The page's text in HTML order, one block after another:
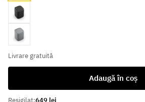
Carbon Grey
Light Grey
Livrare gratuită
Adaugă în coș
Resigilat:649 lei